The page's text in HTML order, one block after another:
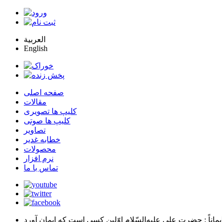
العربية
English
صفحه اصلی
مقالات
کلیپ ها تصویری
کلیپ ها صوتی
تصاویر
خطابه غدیر
محصولات
نرم افزار
تماس با ما